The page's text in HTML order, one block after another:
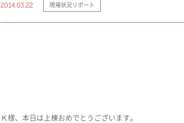
2014.03.22 現場状況リポート
Ｋ様、本日は上棟おめでとうございます。